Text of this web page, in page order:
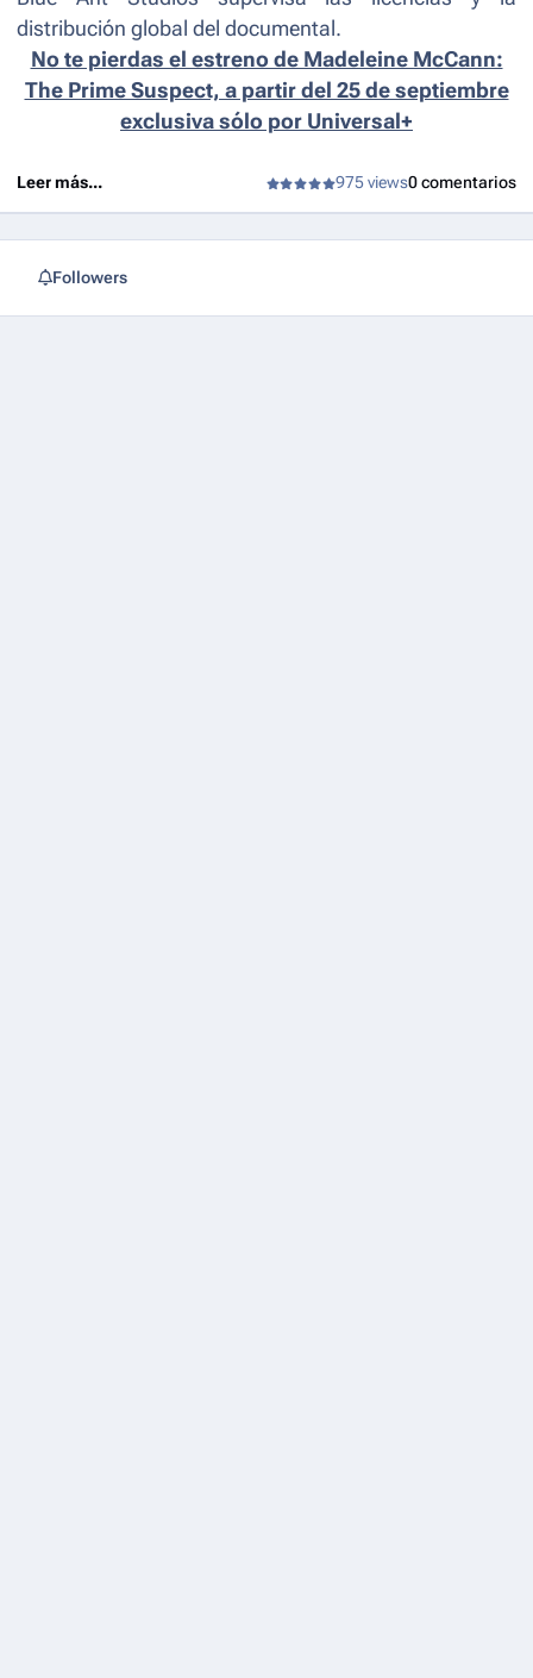
distribución global del documental.
No te pierdas el estreno de Madeleine McCann:
The Prime Suspect, a partir del 25 de septiembre
exclusiva sólo por Universal+
Leer más... 975 views0 comentarios
Followers